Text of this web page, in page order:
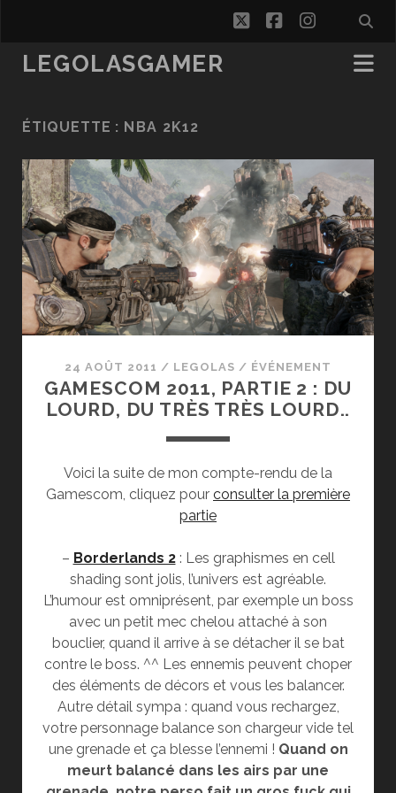
twitterfacebook
LEGOLASGAMER
ÉTIQUETTE : NBA 2K12
24 AOÛT 2011 / LEGOLAS / ÉVÉNEMENT
GAMESCOM 2011, PARTIE 2 : DU
LOURD, DU TRÈS TRÈS LOURD..
Voici la suite de mon compte-rendu de la
Gamescom, cliquez pour consulter la première
partie
– Borderlands 2: Les graphismes en cell
shading sont jolis, l’univers est agréable.
L’humour est omniprésent, par exemple un boss
avec un petit mec chelou attaché à son
bouclier, quand il arrive à se détacher il se bat
contre le boss. ^^ Les ennemis peuvent choper
des éléments de décors et vous les balancer.
Autre détail sympa : quand vous rechargez,
votre personnage balance son chargeur vide tel
une grenade et ça blesse l’ennemi ! Quand on
meurt balancé dans les airs par une